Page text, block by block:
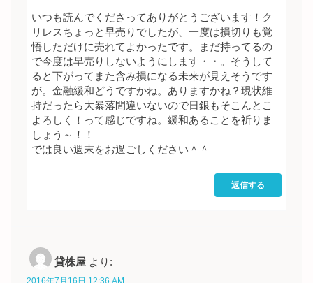
いつも読んでくださってありがとうございます！ク
リレスちょっと早売りでしたが、一度は損切りも覚
悟しただけに売れてよかったです。まだ持ってるの
で今度は早売りしないようにします・・。そうして
ると下がってまた含み損になる未来が見えそうです
が。金融緩和どうですかね。ありますかね？現状維
持だったら大暴落間違いないので日銀もそこんとこ
よろしく！って感じですね。緩和あることを祈りま
しょう～！！
では良い週末をお過ごしください＾＾
返信する
貸株屋 より:
2016年7月16日 12:36 AM